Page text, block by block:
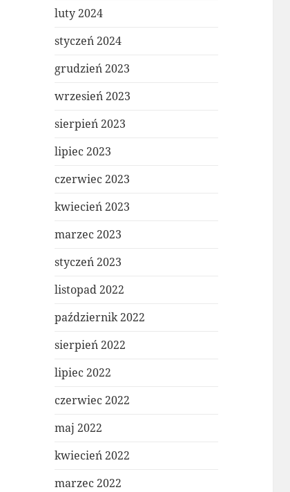
luty 2024
styczeń 2024
grudzień 2023
wrzesień 2023
sierpień 2023
lipiec 2023
czerwiec 2023
kwiecień 2023
marzec 2023
styczeń 2023
listopad 2022
październik 2022
sierpień 2022
lipiec 2022
czerwiec 2022
maj 2022
kwiecień 2022
marzec 2022